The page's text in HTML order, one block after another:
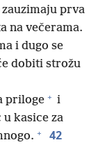
prva
na večerama.
i dugo se
dobiti strožu
priloge + i
kasice za
+ 42